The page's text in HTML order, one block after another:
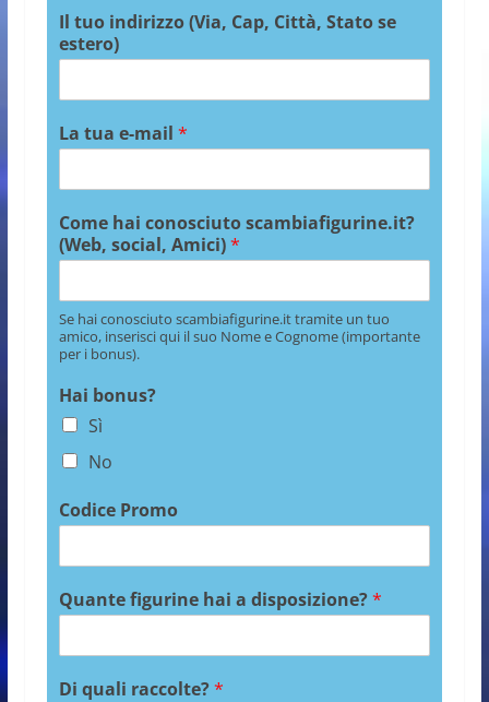
Il tuo indirizzo (Via, Cap, Città, Stato se
estero)
La tua e-mail *
Come hai conosciuto scambiafigurine.it?
(Web, social, Amici)*
Se hai conosciuto scambiafigurine.it tramite un tuo
amico, inserisci qui il suo Nome e Cognome (importante
per i bonus).
Hai bonus?
Sì
No
Codice Promo
Quante figurine hai a disposizione?*
Di quali raccolte?*